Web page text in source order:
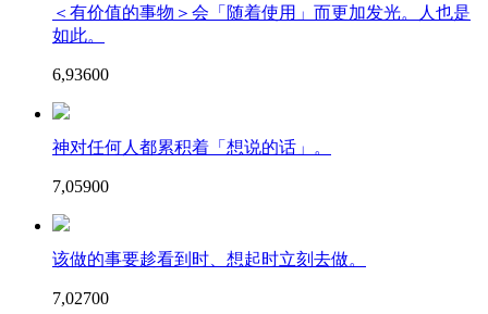
＜有价值的事物＞会「随着使用」而更加发光。人也是
如此。
6,93600
神对任何人都累积着「想说的话」。
7,05900
该做的事要趁看到时、想起时立刻去做。
7,02700